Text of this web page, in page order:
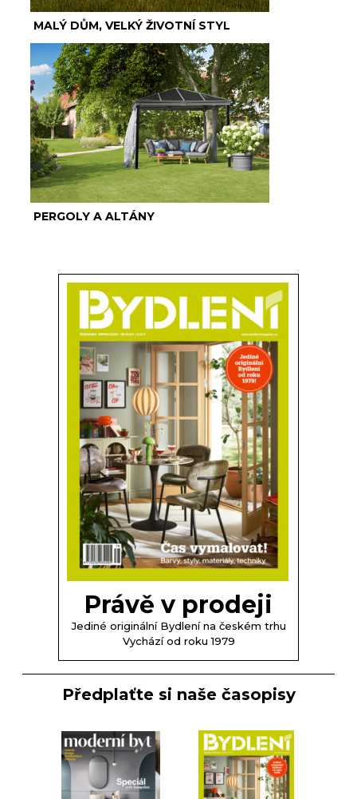
MALÝ DŮM, VELKÝ ŽIVOTNÍ STYL
PERGOLY A ALTÁNY
Právě v prodeji
Jediné originální Bydlení na českém trhu
Vychází od roku 1979
Předplaťte si naše časopisy